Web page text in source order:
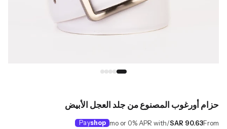
حزام أورغوب المصنوع من جلد العجل الأبيض
From
SAR 90.63
/mo or 0% APR with
shop
Pay